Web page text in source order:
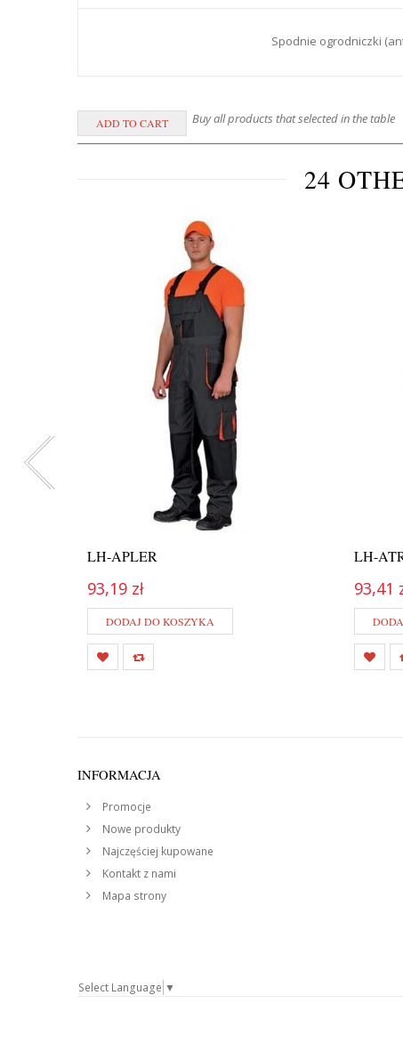
Spodnie ogrodniczki
Buy all products that selected in the table
24
LH-APLER
93,19 zł
DODAJ DO KOSZYKA
LH-
93,41
INFORMACJA
Promocje
Nowe produkty
Najczęściej kupowane
Kontakt z nami
Mapa strony
Select Language ▼